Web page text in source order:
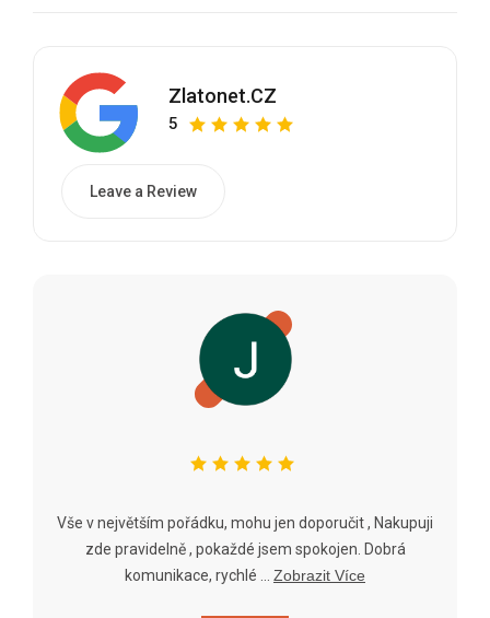
Zlatonet.CZ
5
Leave a Review
Vše v největším pořádku, mohu jen doporučit , Nakupuji
zde pravidelně , pokaždé jsem spokojen. Dobrá
komunikace, rychlé ...
Zobrazit Více